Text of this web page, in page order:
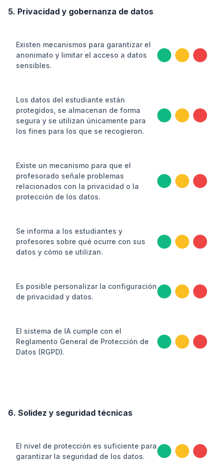
5. Privacidad y gobernanza de datos
Existen mecanismos para garantizar el
anonimato y limitar el acceso a datos
sensibles.
Los datos del estudiante están
protegidos, se almacenan de forma
segura y se utilizan únicamente para
los fines para los que se recogieron.
Existe un mecanismo para que el
profesorado señale problemas
relacionados con la privacidad o la
protección de los datos.
Se informa a los estudiantes y
profesores sobre qué ocurre con sus
datos y cómo se utilizan.
Es posible personalizar la configuración
de privacidad y datos.
El sistema de IA cumple con el
Reglamento General de Protección de
Datos (RGPD).
6. Solidez y seguridad técnicas
El nivel de protección es suficiente para
garantizar la seguridad de los datos.